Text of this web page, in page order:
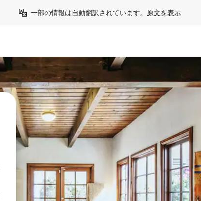
一部の情報は自動翻訳されています。 原文を表示